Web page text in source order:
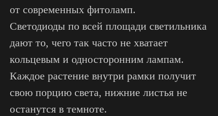
от современных фитоламп.
Светодиоды по всей площади светильника
дают то, чего так часто не хватает
кольцевым и односторонним лампам.
Каждое растение внутри рамки получит
свою порцию света, нижние листья не
останутся в темноте.